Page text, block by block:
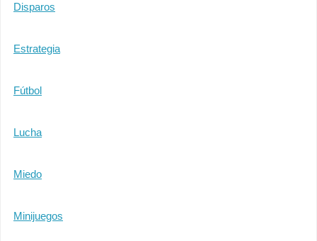
Disparos
Estrategia
Fútbol
Lucha
Miedo
Minijuegos